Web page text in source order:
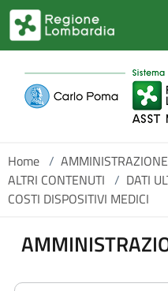
Salta al contenuto principale
Home /
ALTRI CONTENUTI / DATI
COSTI DISPOSITIVI MEDICI